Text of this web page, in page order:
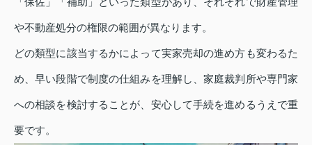
や不動産処分の権限の範囲が異なります。
どの類型に該当するかによって実家売却の進め方も変わるた
め、早い段階で制度の仕組みを理解し、家庭裁判所や専門家
への相談を検討することが、安心して手続を進めるうえで重
要です。